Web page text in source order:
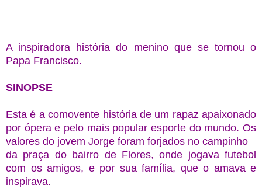
A inspiradora história do menino que se tornou o
Papa Francisco.
SINOPSE
Esta é a comovente história de um rapaz apaixonado
por ópera e pelo mais popular esporte do mundo. Os
valores do jovem Jorge foram forjados no campinho
da praça do bairro de Flores, onde jogava futebol
com os amigos, e por sua família, que o amava e
inspirava.